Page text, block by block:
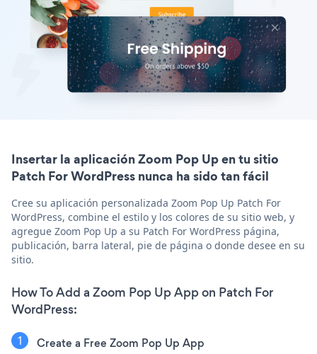
Insertar la aplicación Zoom Pop Up en tu sitio
Patch For WordPress nunca ha sido tan fácil
Cree su aplicación personalizada Zoom Pop Up Patch For
WordPress, combine el estilo y los colores de su sitio web, y
agregue Zoom Pop Up a su Patch For WordPress página,
publicación, barra lateral, pie de página o donde desee en su
sitio.
How To Add a Zoom Pop Up App on Patch For
WordPress:
Create a Free Zoom Pop Up App